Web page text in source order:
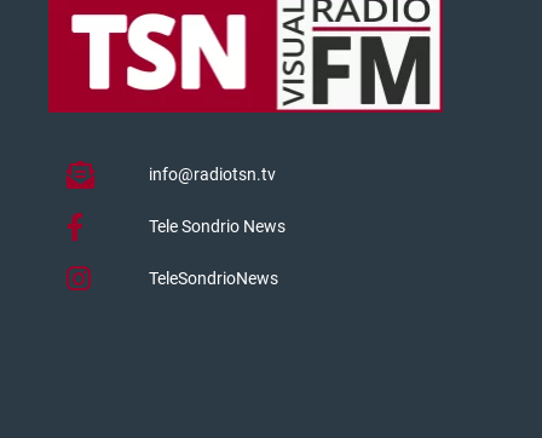
info@radiotsn.tv
Tele Sondrio News
TeleSondrioNews